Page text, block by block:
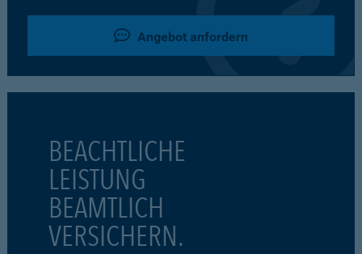
Angebot anfordern
BEACHTLICHE
LEISTUNG
BEAMTLICH
VERSICHERN.